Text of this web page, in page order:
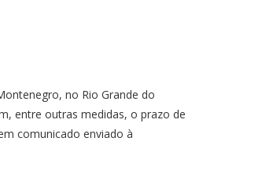
no Rio Grande do
entre outras medidas, o prazo de
comunicado enviado à